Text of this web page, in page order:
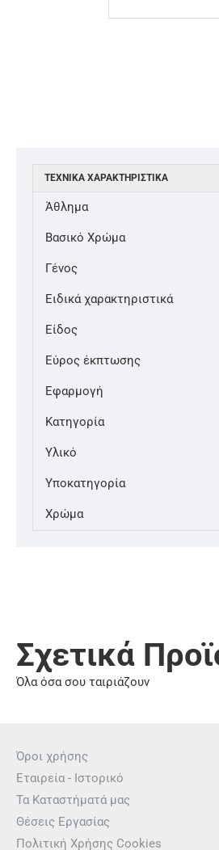
ΤΕΧΝΙΚΆ ΧΑΡΑΚΤΗΡΙΣΤΙΚΆ
Άθλημα
Βασικό Χρώμα
Γένος
Ειδικά χαρακτηριστικά
Είδος
Εύρος έκπτωσης
Εφαρμογή
Κατηγορία
Υλικό
Υποκατηγορία
Χρώμα
Σχετικά
Όλα όσα σου ταιριάζουν
Όροι χρήσης
Εταιρεία - Ιστορικό
Τα Καταστήματά μας
Θέσεις Εργασίας
Πολιτική Χρήσης Cookies